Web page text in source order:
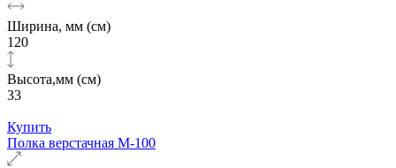
Ширина, мм (см)
120
Высота,мм (см)
33
Купить
Полка верстачная М-100